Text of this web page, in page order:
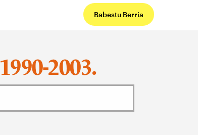
Babestu Berria
1990-2003.